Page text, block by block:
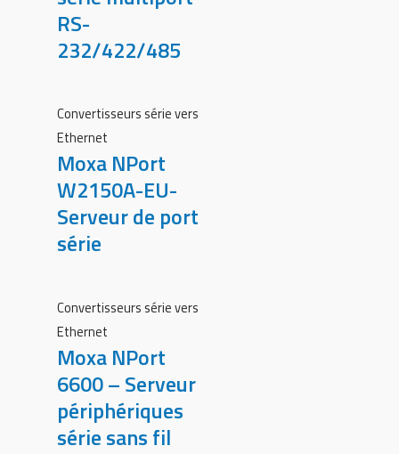
RS-
232/422/485
Convertisseurs série vers
Ethernet
Moxa NPort
W2150A-EU-
Serveur de port
série
Convertisseurs série vers
Ethernet
Moxa NPort
6600 – Serveur
périphériques
série sans fil